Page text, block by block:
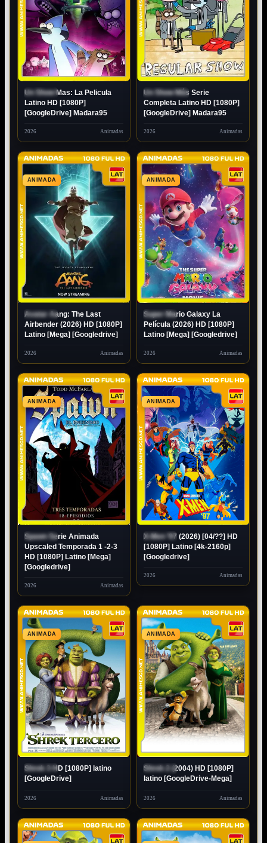
ESTRENO
Un Show Mas: La Pelicula
Latino HD [1080P]
[GoogleDrive] Madara95
2026 Animadas
FINALIZADO
Un Show Más Serie
Completa Latino HD [1080P]
[GoogleDrive] Madara95
2026 Animadas
ANIMADA
Avatar Aang: The Last
Airbender (2026) HD [1080P]
Latino [Mega] [Googledrive]
2026 Animadas
ESTRENO
ANIMADA
Super Mario Galaxy La
Película (2026) HD [1080P]
Latino [Mega] [Googledrive]
2026 Animadas
ESTRENO
ANIMADA
Spawn Serie Animada
Upscaled Temporada 1 -2-3
HD [1080P] Latino [Mega]
[Googledrive]
2026 Animadas
ESTRENO
ANIMADA
X-Men ’97 (2026) [04/??] HD
[1080P] Latino [4k-2160p]
[Googledrive]
2026 Animadas
ANIMADA
Shrek 3 HD [1080P] latino
[GoogleDrive]
2026 Animadas
ANIMADA
Shrek 2 (2004) HD [1080P]
latino [GoogleDrive-Mega]
2026 Animadas